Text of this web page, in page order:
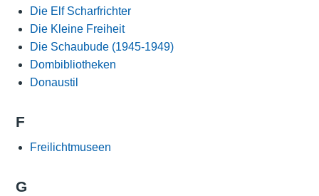
Die Elf Scharfrichter
Die Kleine Freiheit
Die Schaubude (1945-1949)
Dombibliotheken
Donaustil
F
Freilichtmuseen
G